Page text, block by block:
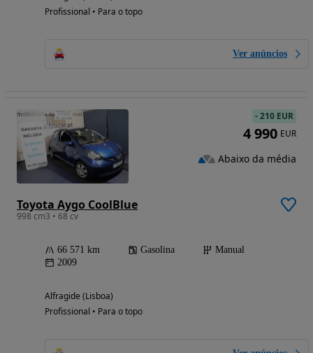
Profissional • Para o topo
Ver anúncios
Toyota Aygo CoolBlue
998 cm3 • 68 cv
66 571 km Gasolina
Manual
2009
Alfragide (Lisboa)
Profissional • Para o topo
-210 EUR
4 990 EUR
Abaixo da média